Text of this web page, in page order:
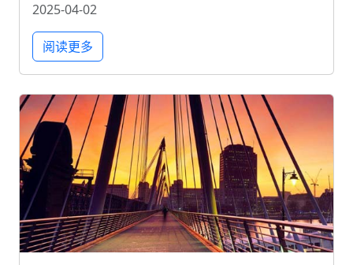
2025-04-02
阅读更多